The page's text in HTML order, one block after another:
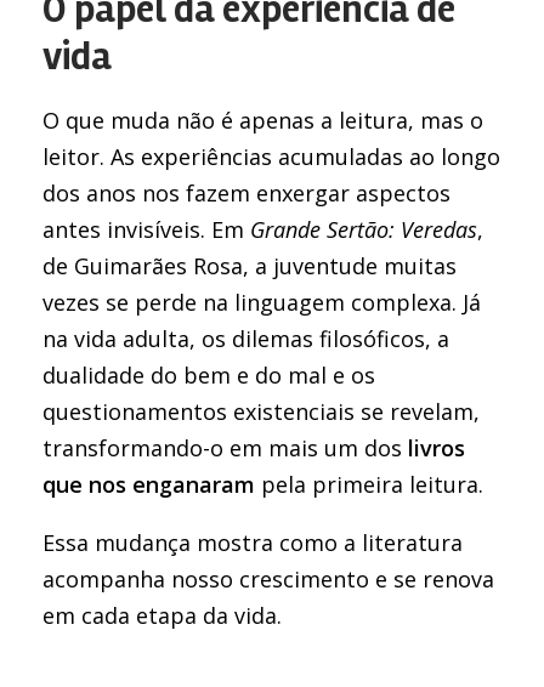
vida
O que muda não é apenas a leitura, mas o
leitor. As experiências acumuladas ao longo
dos anos nos fazem enxergar aspectos
antes invisíveis. Em Grande Sertão: Veredas,
de Guimarães Rosa, a juventude muitas
vezes se perde na linguagem complexa. Já
na vida adulta, os dilemas filosóficos, a
dualidade do bem e do mal e os
questionamentos existenciais se revelam,
transformando-o em mais um dos livros
que nos enganaram pela primeira leitura.
Essa mudança mostra como a literatura
acompanha nosso crescimento e se renova
em cada etapa da vida.